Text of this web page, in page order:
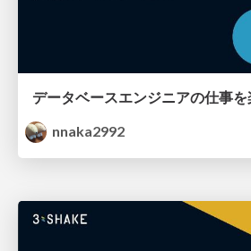
nnaka2992